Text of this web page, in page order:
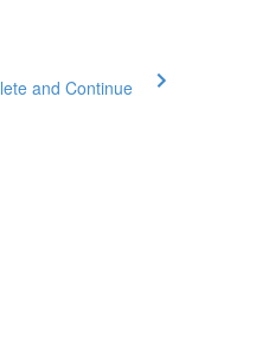
and Continue